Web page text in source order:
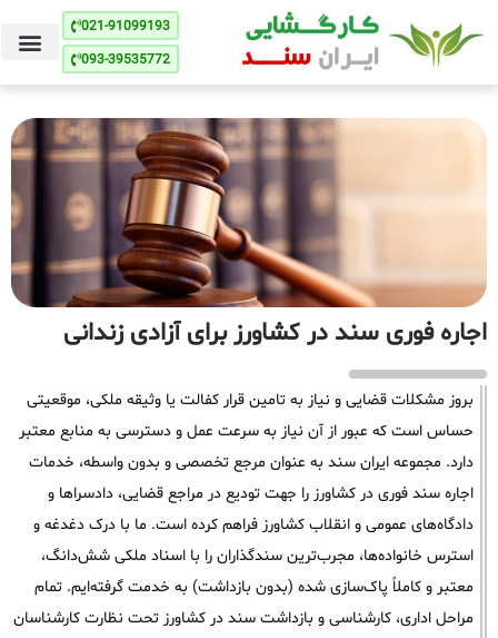
021-91099193
093-39535772
اجاره فوری سند در کشاورز برای آزادی زندانی
بروز مشکلات قضایی و نیاز به تامین قرار کفالت یا وثیقه ملکی، موقعیتی
حساس است که عبور از آن نیاز به سرعت عمل و دسترسی به منابع معتبر
دارد. مجموعه ایران سند به عنوان مرجع تخصصی و بدون واسطه، خدمات
اجاره سند فوری در کشاورز را جهت تودیع در مراجع قضایی، دادسراها و
دادگاه‌های عمومی و انقلاب کشاورز فراهم کرده است. ما با درک دغدغه و
استرس خانواده‌ها، مجرب‌ترین سندگذاران را با اسناد ملکی شش‌دانگ،
معتبر و کاملاً پاک‌سازی شده (بدون بازداشت) به خدمت گرفته‌ایم. تمام
مراحل اداری، کارشناسی و بازداشت سند در کشاورز تحت نظارت کارشناسان